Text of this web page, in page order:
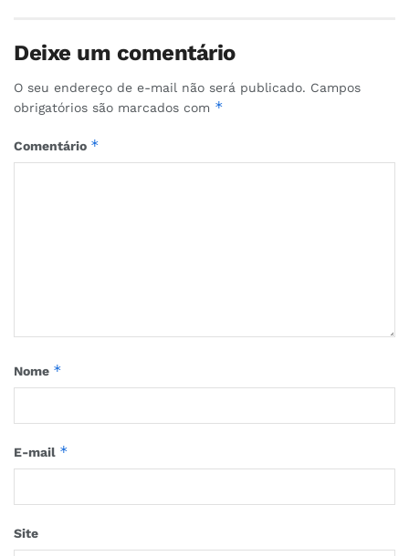
Deixe um comentário
O seu endereço de e-mail não será publicado. Campos
obrigatórios são marcados com *
Comentário *
Nome *
E-mail *
Site